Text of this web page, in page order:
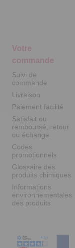
Votre
commande
Suivi de
commande
Livraison
Paiement facilité
Satisfait ou
remboursé, retour
ou échange
Codes
promotionnels
Glossaire des
produits chimiques
Informations
environnementales
des produits